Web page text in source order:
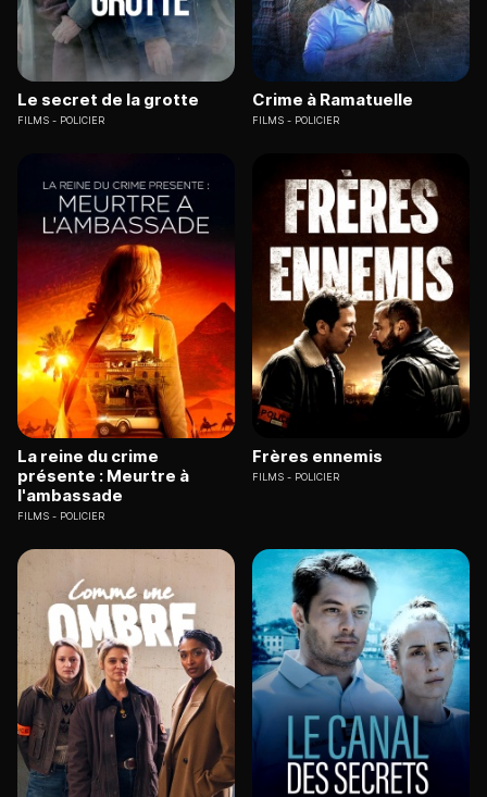
Le secret de la grotte
FILMS POLICIER
Crime à Ramatuelle
FILMS POLICIER
La reine du crime
présente : Meurtre à
l'ambassade
FILMS POLICIER
Frères ennemis
FILMS POLICIER